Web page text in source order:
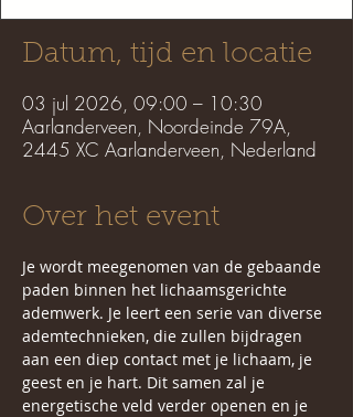
Datum, tijd en locatie
03 jul 2026, 09:00 – 10:30
Aarlanderveen, Noordeinde 79A,
2445 XC Aarlanderveen, Nederland
Over het event
Je wordt meegenomen van de gebaande
paden binnen het lichaamsgerichte
ademwerk. Je leert een serie van diverse
ademtechnieken, die zullen bijdragen
aan een diep contact met je lichaam, je
geest en je hart. Dit samen zal je
energetische veld verder openen en je